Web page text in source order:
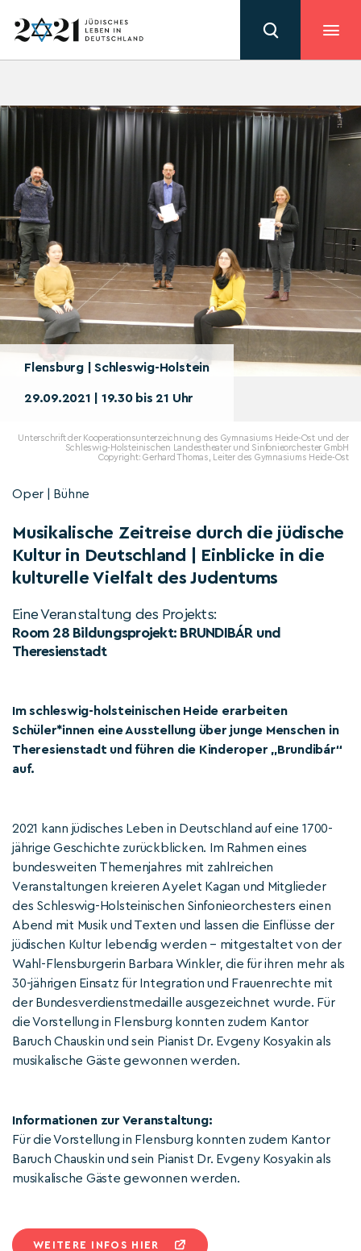
Flensburg | Schleswig-Holstein
29.09.2021 | 19.30 bis 21 Uhr
Unterschrift der Kooperationsunterzeichnung des Gymnasiums Heide-Ost und der
Schleswig-Holsteinischen Landestheater und Sinfonieorchester GmbH
Copyright: Gerhard Thomas, Leiter des Gymnasiums Heide-Ost
Oper | Bühne
Musikalische Zeitreise durch die jüdische
Kultur in Deutschland | Einblicke in die
kulturelle Vielfalt des Judentums
Eine Veranstaltung des Projekts:
Room 28 Bildungsprojekt: BRUNDIBÁR und
Theresienstadt
Im schleswig-holsteinischen Heide erarbeiten
Schüler*innen eine Ausstellung über junge Menschen in
Theresienstadt und führen die Kinderoper „Brundibár“
auf.
2021 kann jüdisches Leben in Deutschland auf eine 1700-
jährige Geschichte zurückblicken. Im Rahmen eines
bundesweiten Themenjahres mit zahlreichen
Veranstaltungen kreieren Ayelet Kagan und Mitglieder
des Schleswig-Holsteinischen Sinfonieorchesters einen
Abend mit Musik und Texten und lassen die Einflüsse der
jüdischen Kultur lebendig werden – mitgestaltet von der
Wahl-Flensburgerin Barbara Winkler, die für ihren mehr als
30-jährigen Einsatz für Integration und Frauenrechte mit
der Bundesverdienstmedaille ausgezeichnet wurde. Für
die Vorstellung in Flensburg konnten zudem Kantor
Baruch Chauskin und sein Pianist Dr. Evgeny Kosyakin als
musikalische Gäste gewonnen werden.
Informationen zur Veranstaltung:
Für die Vorstellung in Flensburg konnten zudem Kantor
Baruch Chauskin und sein Pianist Dr. Evgeny Kosyakin als
musikalische Gäste gewonnen werden.
WEITERE INFOS HIER